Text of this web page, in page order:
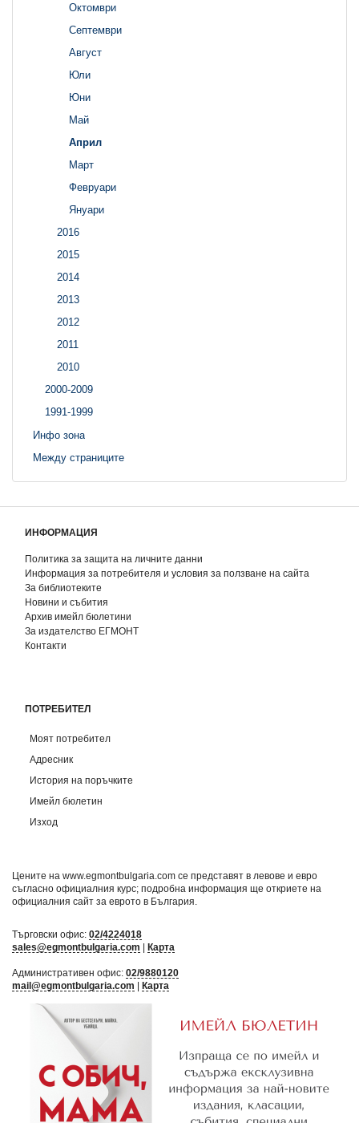
Октомври
Септември
Август
Юли
Юни
Май
Април
Март
Февруари
Януари
2016
2015
2014
2013
2012
2011
2010
2000-2009
1991-1999
Инфо зона
Между страниците
ИНФОРМАЦИЯ
Политика за защита на личните данни
Информация за потребителя и условия за ползване на сайта
За библиотеките
Новини и събития
Архив имейл бюлетини
За издателство ЕГМОНТ
Контакти
ПОТРЕБИТЕЛ
Моят потребител
Адресник
История на поръчките
Имейл бюлетин
Изход
Цените на www.egmontbulgaria.com се представят в левове и евро
съгласно официалния курс; подробна информация ще откриете на
официалния сайт за еврото в България
Търговски офис: 02/4224018
sales@egmontbulgaria.com | Карта
Административен офис: 02/9880120
mail@egmontbulgaria.com | Карта